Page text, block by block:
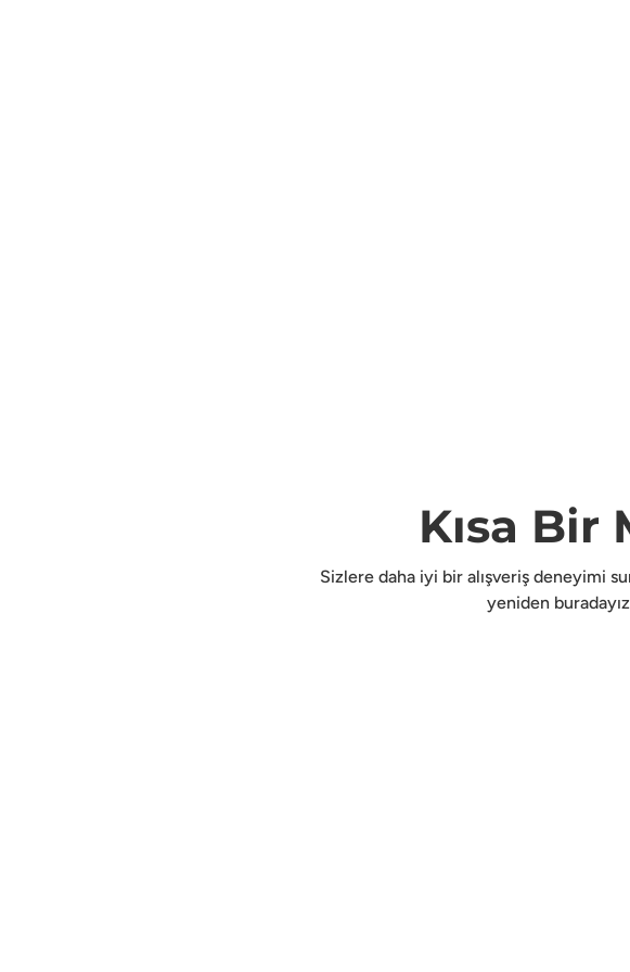
Kısa Bir
Sizlere daha iyi bir alışveriş deneyimi
yeniden